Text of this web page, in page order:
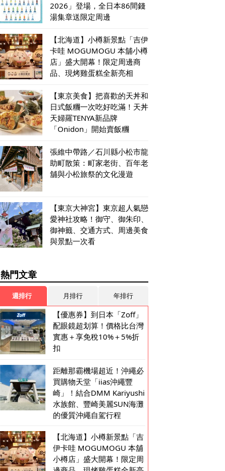
2026」登場，全日本86間錢
湯集章送限定周邊
【北海道】小樽新景點「吉伊
卡哇 MOGUMOGU 本舖小樽
店」盛大開幕！限定周邊商
品、現烤雞蛋糕全新亮相
【東京美食】把喜歡的天丼和
日式飯糰一次吃好吃滿！天丼
天婦羅TENYA新品牌
「Onidon」開始賣飯糰
張維中帶路／石川縣小松市龍
助町散策：町家老街、百年老
舖與小松旅祭的文化漫遊
【東京大神宮】東京超人氣戀
愛神社攻略！御守、御朱印、
御神籤、交通方式、周邊美食
與景點一次看
熱門文章
週排行 月排行 年排行
【優惠券】到日本「Zoff」
配眼鏡超划算！價格比台灣
實惠＋享免稅10%＋5%折
扣
距離那霸機場超近！沖繩必
買購物天堂「iias沖繩豐
崎」！結合DMM Kariyushi
水族館、豐崎美麗SUN海灘
的優質沖繩自駕行程
【北海道】小樽新景點「吉
伊卡哇 MOGUMOGU 本舖
小樽店」盛大開幕！限定周